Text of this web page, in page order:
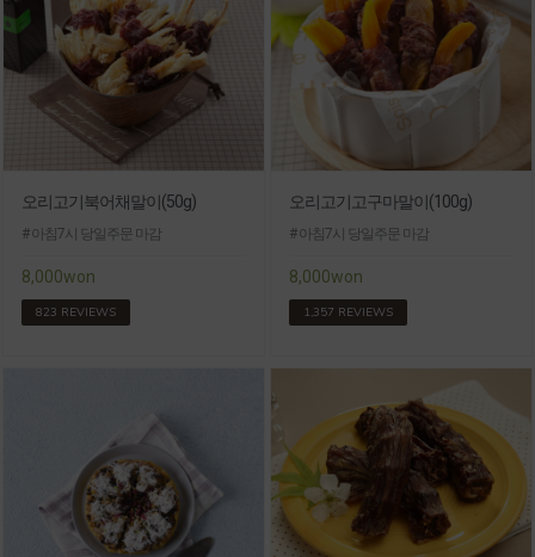
오리고기북어채말이(50g)
# 아침7시 당일주문 마감
8,000won
823 REVIEWS
오리고기고구마말이(100g)
# 아침7시 당일주문 마감
8,000won
1,357 REVIEWS